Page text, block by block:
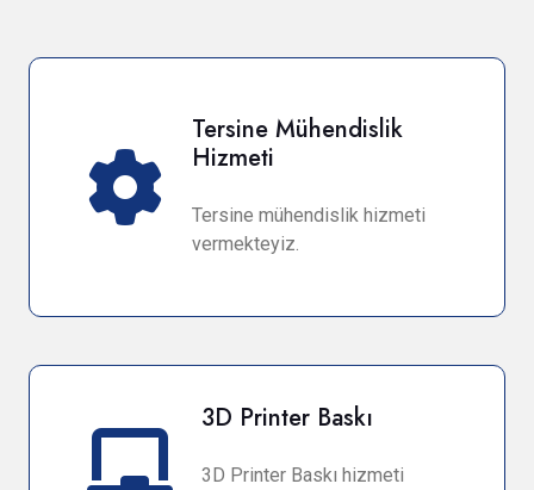
Tersine Mühendislik
Hizmeti
Tersine mühendislik hizmeti
vermekteyiz.
3D Printer Baskı
3D Printer Baskı hizmeti